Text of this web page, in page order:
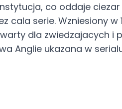
co oddaje
cala serie. Wzniesiony w
dla zwiedzajacych i
Anglie ukazana w